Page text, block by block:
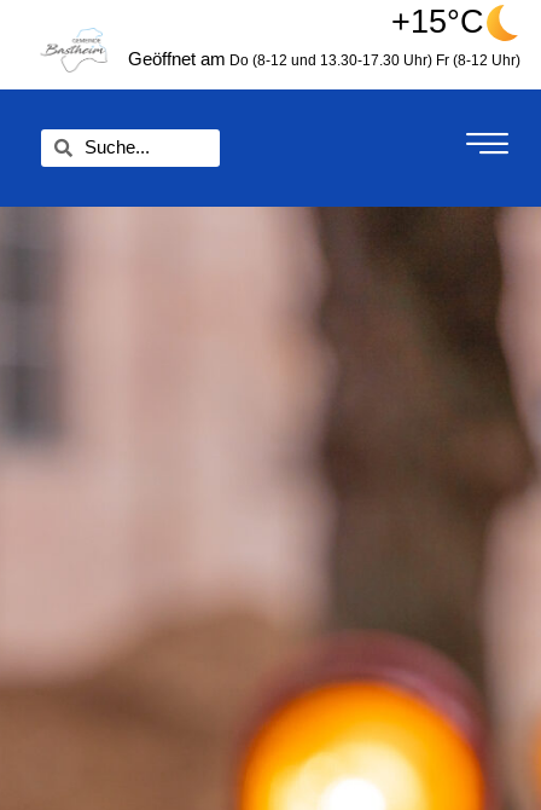
springen
+15°C
Geöffnet am Do (8-12 und 13.30-17.30 Uhr) Fr (8-12 Uhr)